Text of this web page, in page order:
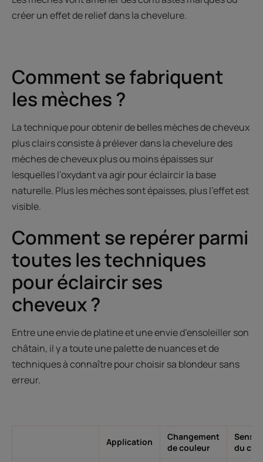
créer un effet de relief dans la chevelure.
Comment se fabriquent
les mèches ?
La technique pour obtenir de belles mèches de cheveux
plus clairs consiste à prélever dans la chevelure des
mèches de cheveux plus ou moins épaisses sur
lesquelles l’oxydant va agir pour éclaircir la base
naturelle. Plus les mèches sont épaisses, plus l’effet est
visible.
Comment se repérer parmi
toutes les techniques
pour éclaircir ses
cheveux ?
Entre une envie de platine et une envie d’ensoleiller son
châtain, il y a toute une palette de nuances et de
techniques à connaître pour choisir sa blondeur sans
erreur.
Application
Changement
de couleur
du